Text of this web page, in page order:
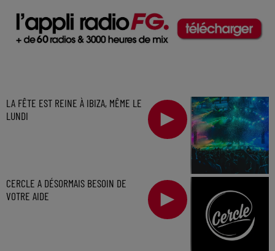
LA FÊTE EST REINE À IBIZA, MÊME LE
LUNDI
CERCLE A DÉSORMAIS BESOIN DE
VOTRE AIDE